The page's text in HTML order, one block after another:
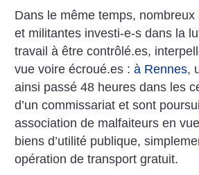
Dans le même temps,
et militantes investi-e-s dans la
travail à être contrôlé.es,
vue voire écroué.es :à Rennes,
ainsi passé 48 heures dans les
d’un commissariat et sont
association de malfaiteurs en
biens d’utilité publique,
opération de transport gratuit.